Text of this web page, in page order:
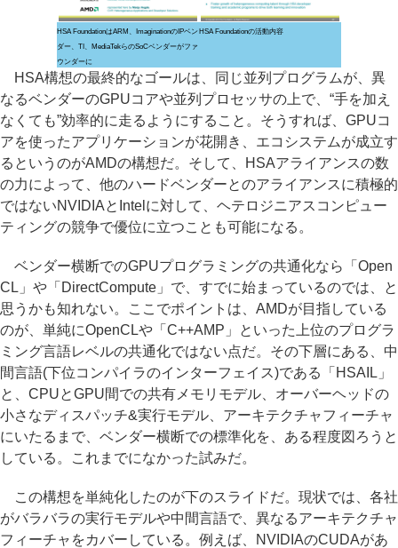
HSA FoundationはARM、ImaginationのIPベン
ダー、TI、MediaTekらのSoCベンダーがファ
ウンダーに
HSA Foundationの活動内容
HSA構想の最終的なゴールは、同じ並列プログラムが、異
なるベンダーのGPUコアや並列プロセッサの上で、“手を加え
なくても”効率的に走るようにすること。そうすれば、GPUコ
アを使ったアプリケーションが花開き、エコシステムが成立す
るというのがAMDの構想だ。そして、HSAアライアンスの数
の力によって、他のハードベンダーとのアライアンスに積極的
ではないNVIDIAとIntelに対して、ヘテロジニアスコンピュー
ティングの競争で優位に立つことも可能になる。
ベンダー横断でのGPUプログラミングの共通化なら「Open
CL」や「DirectCompute」で、すでに始まっているのでは、と
思うかも知れない。ここでポイントは、AMDが目指している
のが、単純にOpenCLや「C++AMP」といった上位のプログラ
ミング言語レベルの共通化ではない点だ。その下層にある、中
間言語(下位コンパイラのインターフェイス)である「HSAIL」
と、CPUとGPU間での共有メモリモデル、オーバーヘッドの
小さなディスパッチ&実行モデル、アーキテクチャフィーチャ
にいたるまで、ベンダー横断での標準化を、ある程度図ろうと
している。これまでになかった試みだ。
この構想を単純化したのが下のスライドだ。現状では、各社
がバラバラの実行モデルや中間言語で、異なるアーキテクチャ
フィーチャをカバーしている。例えば、NVIDIAのCUDAがあ